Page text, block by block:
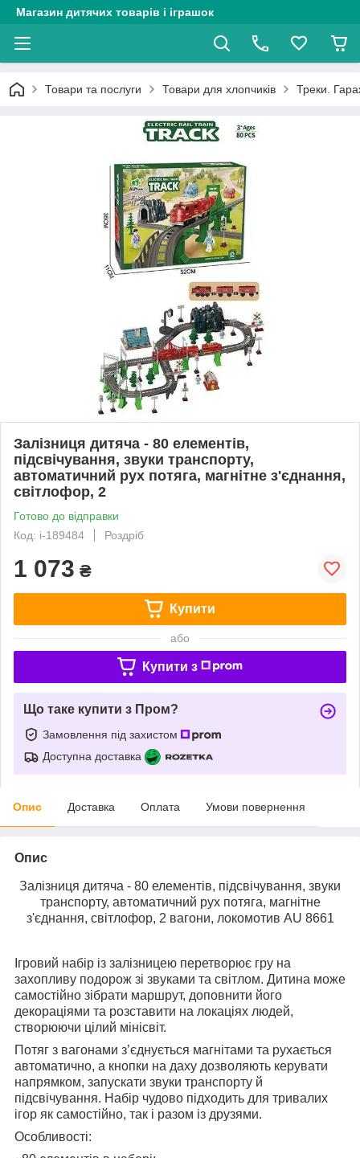
Магазин дитячих товарів і іграшок
Товари та послуги Товари для хлопчиків Треки.
Залізниця дитяча - 80 елементів,
підсвічування, звуки транспорту,
автоматичний рух потяга, магнітне з'єднання,
світлофор, 2
Готово до відправки
Код: i-189484
Роздріб
1 073 ₴
Купити
або
Купити з
Що таке купити з Пром?
Замовлення під захистом
Доступна доставка
Опис Доставка Оплата Умови повернення
Опис
Залізниця дитяча - 80 елементів, підсвічування, звуки
транспорту, автоматичний рух потяга, магнітне
з'єднання, світлофор, 2 вагони, локомотив AU 8661
Ігровий набір із залізницею перетворює гру на
захопливу подорож зі звуками та світлом. Дитина може
самостійно зібрати маршрут, доповнити його
декораціями та розставити на локаціях людей,
створюючи цілий мінісвіт.
Потяг з вагонами з’єднується магнітами та рухається
автоматично, а кнопки на даху дозволяють керувати
напрямком, запускати звуки транспорту й
підсвічування. Набір чудово підходить для тривалих
ігор як самостійно, так і разом із друзями.
Особливості: